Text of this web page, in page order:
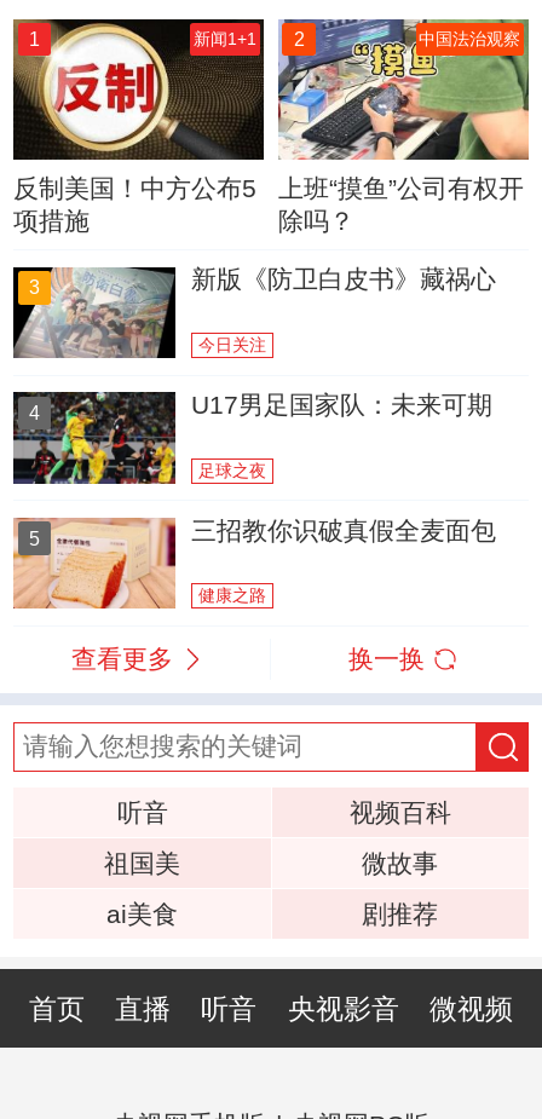
1 新闻1+1
反制美国！中方公布5
项措施
2 中国法治观察
上班“摸鱼”公司有权开
除吗？
3 新版《防卫白皮书》藏祸心
今日关注
4 U17男足国家队：未来可期
足球之夜
5 三招教你识破真假全麦面包
健康之路
查看更多 换一换
听音
视频百科
祖国美
微故事
ai美食
剧推荐
首页 直播 听音 央视影音 微视频